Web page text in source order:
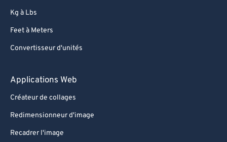
Kg à Lbs
Feet à Meters
Convertisseur d'unités
Applications Web
Créateur de collages
Redimensionneur d'image
Recadrer l'image